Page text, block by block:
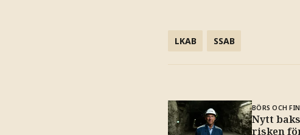
LKAB SSAB
BÖRS OCH
Nytt
risken